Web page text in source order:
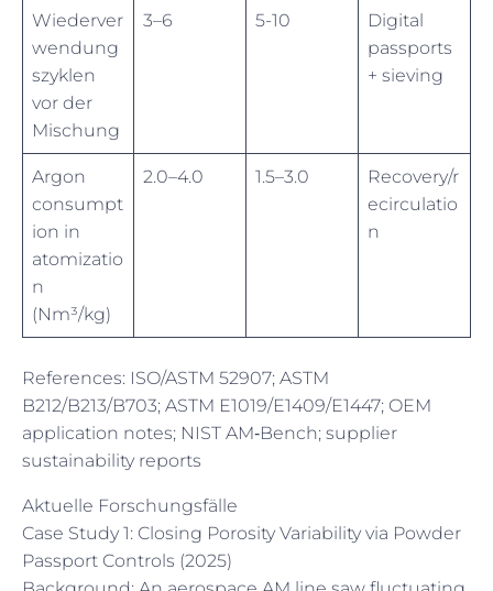
Wiederver
wendung
szyklen
vor der
Mischung
3–6 5-10
Digital
passports
+ sieving
Argon
consumpt
ion in
atomizatio
n
(Nm³/kg)
2.0–4.0 1.5–3.0
Recovery/r
ecirculatio
n
References: ISO/ASTM 52907; ASTM
B212/B213/B703; ASTM E1019/E1409/E1447; OEM
application notes; NIST AM‑Bench; supplier
sustainability reports
Aktuelle Forschungsfälle
Case Study 1: Closing Porosity Variability via Powder
Passport Controls (2025)